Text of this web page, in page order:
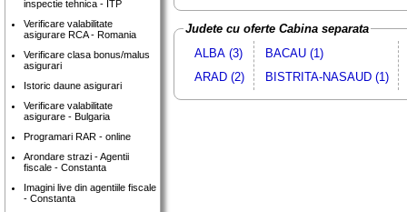
inspectie tehnica - ITP
Verificare valabilitate
asigurare RCA - Romania
Verificare clasa bonus/malus
asigurari
Istoric daune asigurari
Verificare valabilitate
asigurare - Bulgaria
Programari RAR - online
Arondare strazi - Agentii
fiscale - Constanta
Imagini live din agentiile fiscale
- Constanta
Judete cu oferte Cabina separata
ALBA (3)
ARAD (2)
BACAU (1)
BISTRITA-NASAUD (1)